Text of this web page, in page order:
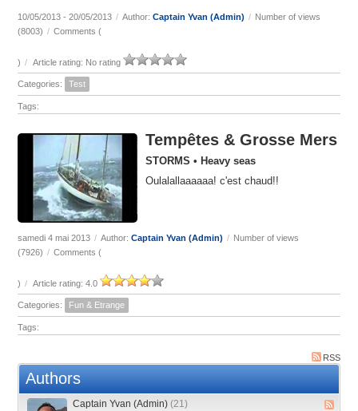
10/05/2013 - 20/05/2013 / Author:Captain Yvan (Admin) / Number of views
(8003) / Comments (
) / Article rating: No rating
Categories: Test
Tags:
Tempêtes & Grosse Mers
STORMS • Heavy seas
Oulalallaaaaaa! c'est chaud!!
samedi 4 mai 2013 / Author:Captain Yvan (Admin) / Number of views
(7926) / Comments (
) / Article rating: 4.0
Categories: Fun & Etrange
Tags:
RSS
Authors
Captain Yvan (Admin) (21)